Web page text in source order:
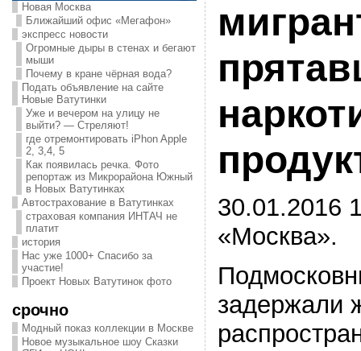
Новая Москва
Ближайший офис «Мегафон»
экспресс новости
Огромные дыры в стенах и бегают
мыши
Почему в кране чёрная вода?
Подать объявление на сайте
Новые Ватутинки
Уже и вечером на улицу не
выйти? — Стреляют!
где отремонтировать iPhon Apple
2, 3,4, 5
Как появилась речка. Фото
репортаж из Микрорайона Южный
в Новых Ватутинках
Автострахование в Ватутинках
страховая компания ИНТАЧ не
платит
история
Нас уже 1000+ Спасибо за
участие!
Проект Новых Ватутинок фото
срочно
Модный показ коллекции в Москве
Новое музыкальное шоу Сказки
30.01.2016
«Москва».
задержали